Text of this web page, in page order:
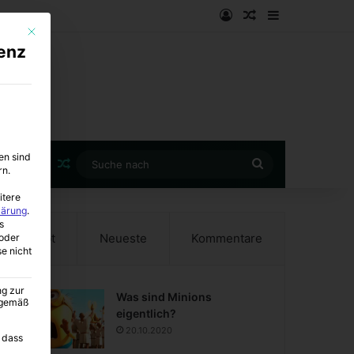
AnmeldenZufälliger
Zufälliger Artikel
nach
Beliebt Neueste Kommentare
Was sind Minions
eigentlich?
20.10.2020
Mit diesem Button wird der Dialog geschlossen. Seine Funktionalität ist
sind
.
nicht
zur